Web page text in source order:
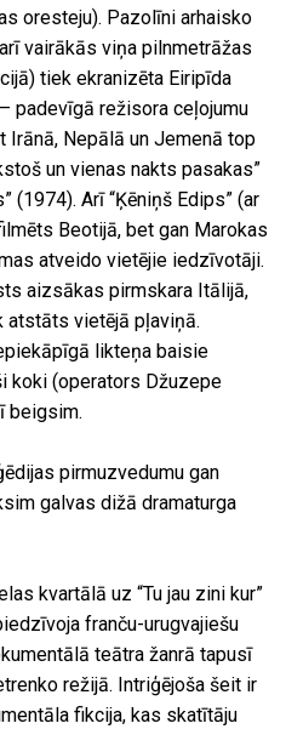
oresteju). Pazolīni arhaisko
vairākās viņa pilnmetrāžas
tiek ekranizēta Eiripīda
padevīgā režisora ceļojumu
Irānā, Nepālā un Jemenā top
un vienas nakts pasakas”
(1974). Arī “Ķēniņš Edips” (ar
Beotijā, bet gan Marokas
atveido vietējie iedzīvotāji.
aizsākas pirmskara Itālijā,
atstāts vietējā pļaviņā.
likteņa baisie
koki (operators Džuzepe
beigsim.
pirmuzvedumu gan
galvas dižā dramaturga
kvartālā uz “Tu jau zini kur”
franču-urugvajiešu
teātra žanrā tapusī
režijā. Intriģējoša šeit ir
fikcija, kas skatītāju